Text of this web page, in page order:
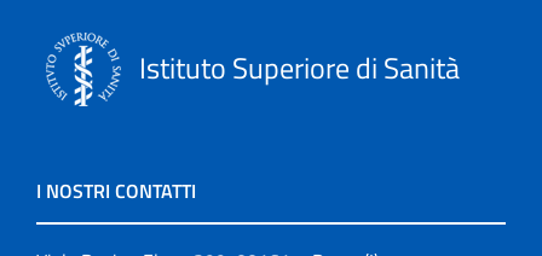
Istituto Superiore di Sanità
I NOSTRI CONTATTI